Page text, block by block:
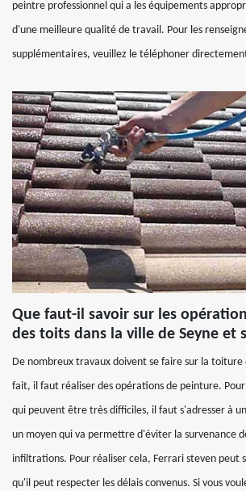
peintre professionnel qui a les équipements
d'une meilleure qualité de travail. Pour les
supplémentaires, veuillez le téléphoner
Que faut-il savoir sur les
des toits dans la ville de Seyne et
De nombreux travaux doivent se faire sur la toiture
fait, il faut réaliser des opérations de peinture.
qui peuvent être très difficiles, il faut s'adresser à
un moyen qui va permettre d'éviter la survenance
infiltrations. Pour réaliser cela, Ferrari steven peut
qu'il peut respecter les délais convenus. Si vous